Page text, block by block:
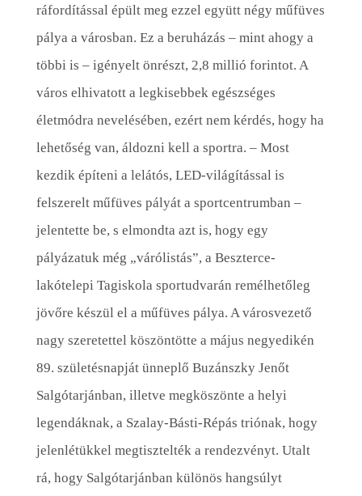
ráfordítással épült meg ezzel együtt négy műfüves
pálya a városban. Ez a beruházás – mint ahogy a
többi is – igényelt önrészt, 2,8 millió forintot. A
város elhivatott a legkisebbek egészséges
életmódra nevelésében, ezért nem kérdés, hogy ha
lehetőség van, áldozni kell a sportra. – Most
kezdik építeni a lelátós, LED-világítással is
felszerelt műfüves pályát a sportcentrumban –
jelentette be, s elmondta azt is, hogy egy
pályázatuk még „várólistás”, a Beszterce-
lakótelepi Tagiskola sportudvarán remélhetőleg
jövőre készül el a műfüves pálya. A városvezető
nagy szeretettel köszöntötte a május negyedikén
89. születésnapját ünneplő Buzánszky Jenőt
Salgótarjánban, illetve megköszönte a helyi
legendáknak, a Szalay-Básti-Répás triónak, hogy
jelenlétükkel megtisztelték a rendezvényt. Utalt
rá, hogy Salgótarjánban különös hangsúlyt